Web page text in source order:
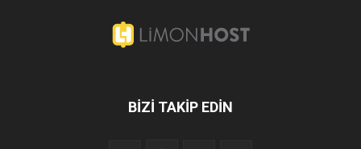
BİZİ TAKİP EDİN